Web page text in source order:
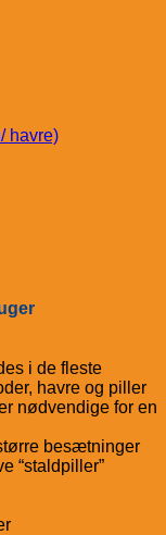
i de fleste
havre og piller
nødvendige for en
besætninger
“staldpiller”